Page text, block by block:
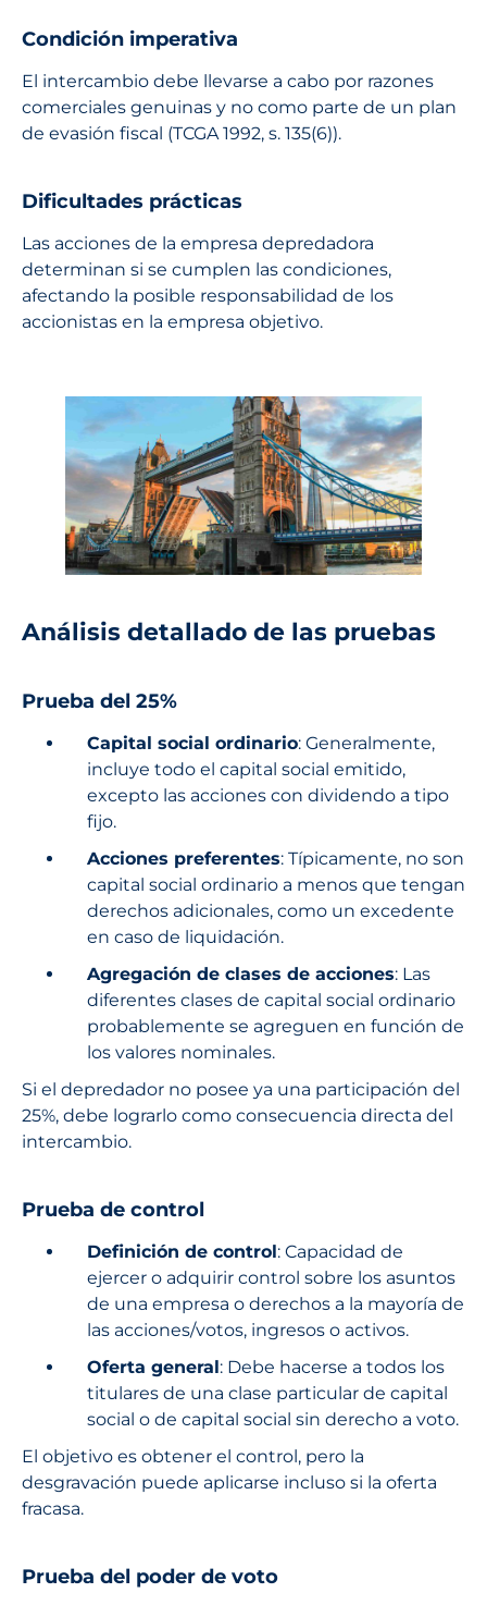
Condición imperativa
El intercambio debe llevarse a cabo por razones
comerciales genuinas y no como parte de un plan
de evasión fiscal (TCGA 1992, s. 135(6)).
Dificultades prácticas
Las acciones de la empresa depredadora
determinan si se cumplen las condiciones,
afectando la posible responsabilidad de los
accionistas en la empresa objetivo.
Análisis detallado de las pruebas
Prueba del 25%
Capital social ordinario: Generalmente,
incluye todo el capital social emitido,
excepto las acciones con dividendo a tipo
fijo.
Acciones preferentes: Típicamente, no son
capital social ordinario a menos que tengan
derechos adicionales, como un excedente
en caso de liquidación.
Agregación de clases de acciones: Las
diferentes clases de capital social ordinario
probablemente se agreguen en función de
los valores nominales.
Si el depredador no posee ya una participación del
25%, debe lograrlo como consecuencia directa del
intercambio.
Prueba de control
Definición de control: Capacidad de
ejercer o adquirir control sobre los asuntos
de una empresa o derechos a la mayoría de
las acciones/votos, ingresos o activos.
Oferta general: Debe hacerse a todos los
titulares de una clase particular de capital
social o de capital social sin derecho a voto.
El objetivo es obtener el control, pero la
desgravación puede aplicarse incluso si la oferta
fracasa.
Prueba del poder de voto